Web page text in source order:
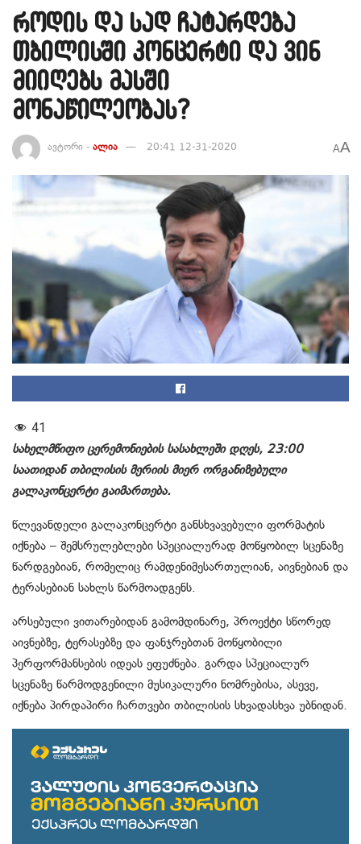
როდის და სად ჩატარდება
თბილისში კონცერტი და ვინ
მიიღებს მასში
მონაწილეობას?
ავტორი - ალია 20:41 12-31-2020 AA
41
სახელმწიფო ცერემონიების სასახლეში დღეს, 23:00
საათიდან თბილისის მერიის მიერ ორგანიზებული
გალაკონცერტი გაიმართება.
წლევანდელი გალაკონცერტი განსხვავებული ფორმატის
იქნება – შემსრულებლები სპეციალურად მოწყობილ სცენაზე
წარდგებიან, რომელიც რამდენიმესართულიან, აივნებიან და
ტერასებიან სახლს წარმოადგენს.
არსებული ვითარებიდან გამომდინარე, პროექტი სწორედ
აივნებზე, ტერასებზე და ფანჯრებთან მოწყობილი
პერფორმანსების იდეას ეფუძნება. გარდა სპეციალურ
სცენაზე წარმოდგენილი მუსიკალური ნომრებისა, ასევე,
იქნება პირდაპირი ჩართვები თბილისის სხვადასხვა უბნიდან.